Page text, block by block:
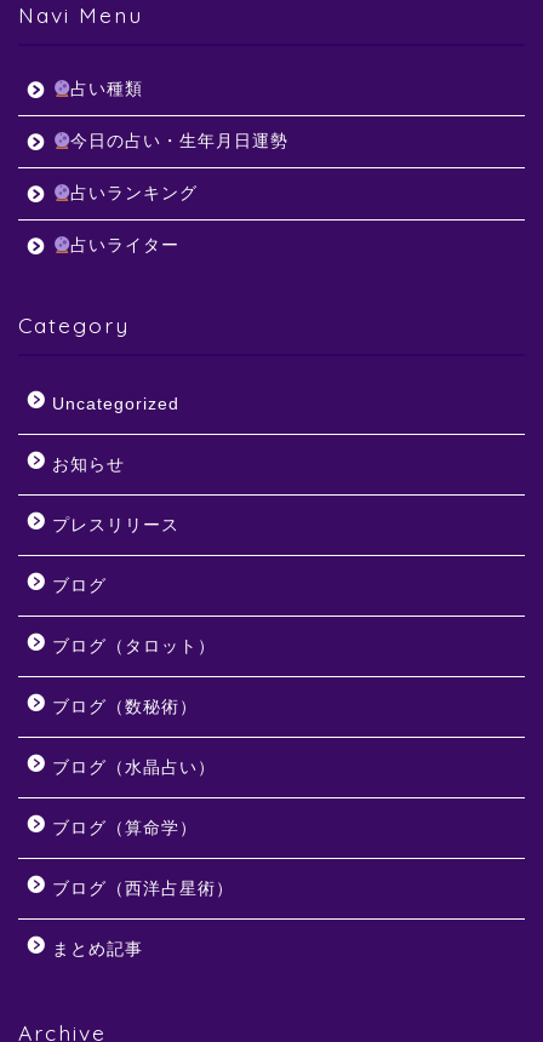
Navi Menu
占い種類
今日の占い・生年月日運勢
占いランキング
占いライター
Category
Uncategorized
お知らせ
プレスリリース
ブログ
ブログ（タロット）
ブログ（数秘術）
ブログ（水晶占い）
ブログ（算命学）
ブログ（西洋占星術）
まとめ記事
Archive